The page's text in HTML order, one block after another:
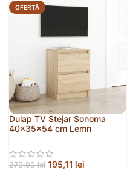
OFERTĂ
Dulap TV Stejar Sonoma
40x35x54 cm Lemn
273,99lei 195,11 lei